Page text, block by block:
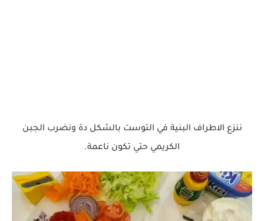
ننزع الاطراف البنية في التوست بالشكل دة ونضرب الجبن
الكريمي حتي تكون ناعمة.